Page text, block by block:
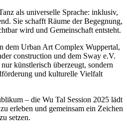
als universelle Sprache: inklusiv,
Sie schafft Räume der Begegnung,
wird und Gemeinschaft entsteht.
dem Urban Art Complex Wuppertal,
construction und dem Sway e.V.
künstlerisch überzeugt, sondern
und kulturelle Vielfalt
– die Wu Tal Session 2025 lädt
erleben und gemeinsam ein Zeichen
setzen.